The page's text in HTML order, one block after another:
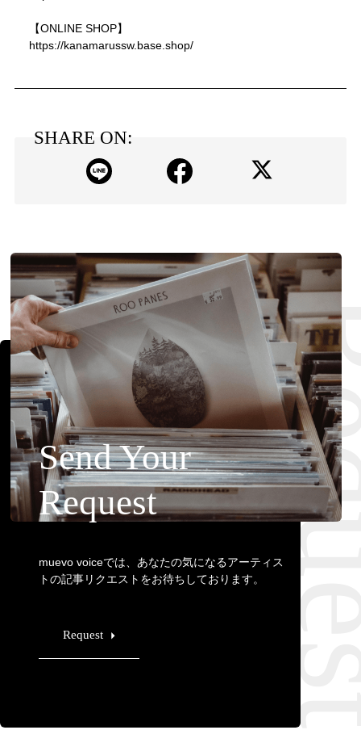
【ONLINE SHOP】
https://kanamarussw.base.shop/
SHARE ON:
Send Your
Request
muevo voiceでは、あなたの気になるアーティス
トの記事リクエストをお待ちしております。
Request